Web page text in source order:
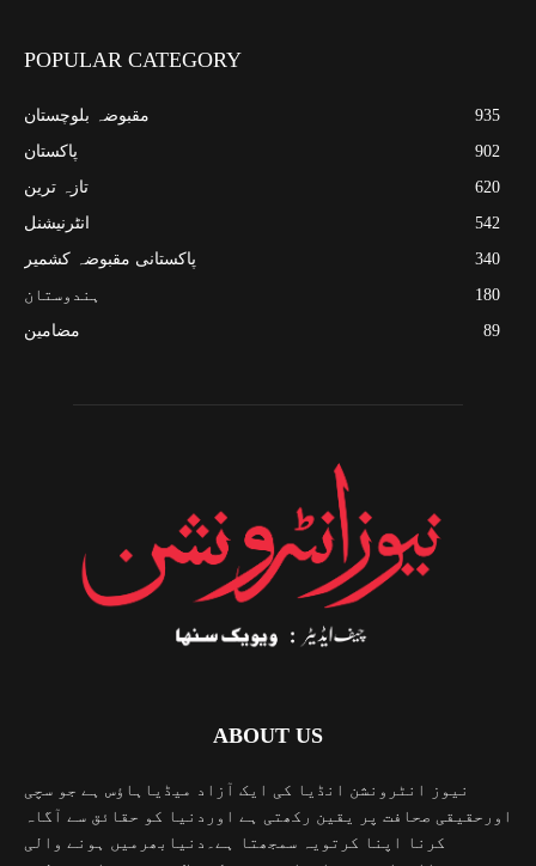
POPULAR CATEGORY
مقبوضہ بلوچستان
935
پاکستان
902
تازہ ترین
620
انٹرنیشنل
542
پاکستانی مقبوضہ کشمیر
340
ہندوستان
180
مضامین
89
ABOUT US
نیوز انٹرونشن انڈیا کی ایک آزاد میڈیاہاؤس ہے جو سچی
اورحقیقی صحافت پر یقین رکھتی ہے اوردنیا کو حقائق سے آگاہ
کرنا اپنا کرتویہ سمجھتا ہے۔دنیابھرمیں ہونے والی